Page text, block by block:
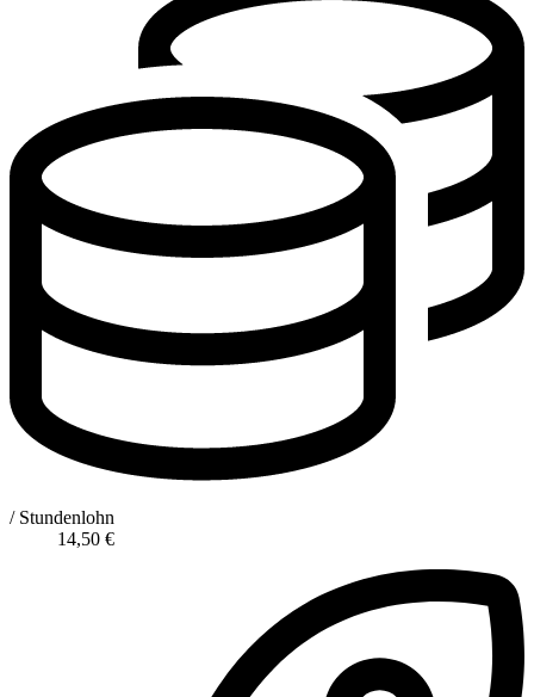
/ Stundenlohn
14,50 €